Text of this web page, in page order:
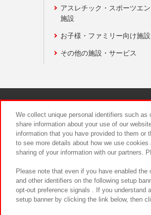
アスレチック・スポーツエ
施設
お子様・ファミリー向け施設
その他の施設・サービス
We collect unique personal identifiers such
share information about your use of our
information that you have provided to them
to see more details about how we use
sharing of your information with our partners.
Please note that even if you have enabled
and other identifiers on the following setup
opt-out preference signals . If you understand
setup banner by clicking the link below, then